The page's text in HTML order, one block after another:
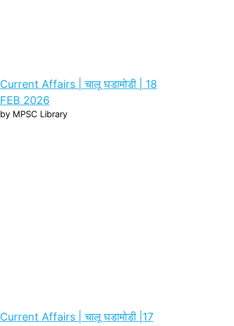
Current Affairs | चालू घडामोडी | 18
FEB 2026
by MPSC Library
Current Affairs | चालू घडामोडी |17